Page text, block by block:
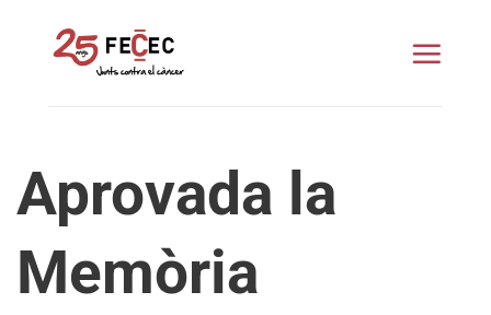
Aprovada la
Memòria